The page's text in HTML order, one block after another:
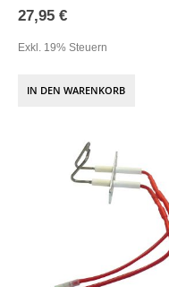
27,95 €
Exkl. 19% Steuern
IN DEN WARENKORB